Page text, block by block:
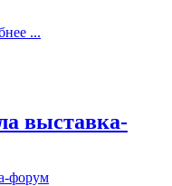
...
выставка-